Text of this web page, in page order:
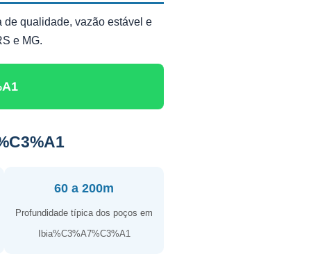
de qualidade, vazão estável e
e MG.
60 a 200m
Profundidade típica dos poços em
Ibia%C3%A7%C3%A1